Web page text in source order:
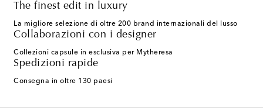
The finest edit in luxury
La migliore selezione di oltre 200 brand internazionali del lusso
Collaborazioni con i designer
Collezioni capsule in esclusiva per Mytheresa
Spedizioni rapide
Consegna in oltre 130 paesi